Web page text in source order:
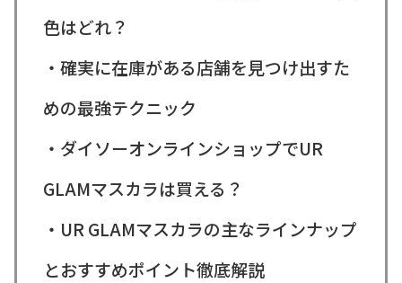
色はどれ？
・確実に在庫がある店舗を見つけ出すた
めの最強テクニック
・ダイソーオンラインショップでUR
GLAMマスカラは買える？
・UR GLAMマスカラの主なラインナップ
とおすすめポイント徹底解説